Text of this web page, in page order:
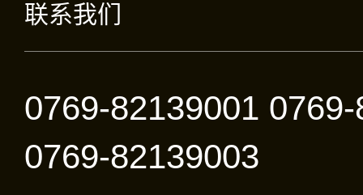
联系我们
0769-82139001
0769-82139003